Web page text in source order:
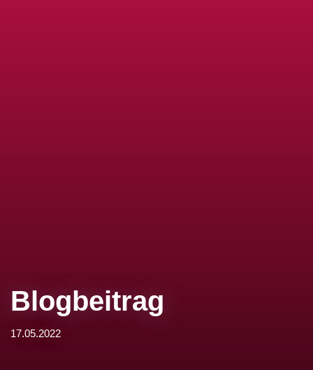
Blogbeitrag
17.05.2022